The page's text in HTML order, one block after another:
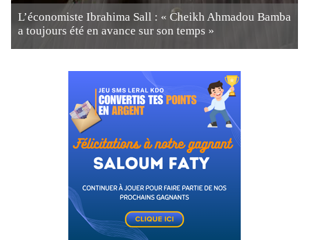
L’économiste Ibrahima Sall : « Cheikh Ahmadou Bamba
a toujours été en avance sur son temps »